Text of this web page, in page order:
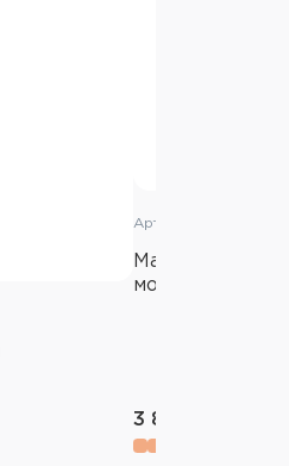
Артикул: ST-
Магазин
модели STPT
3 890 ₽